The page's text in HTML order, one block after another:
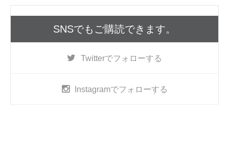
SNSでもご購読できます。
Twitterでフォローする
Instagramでフォローする